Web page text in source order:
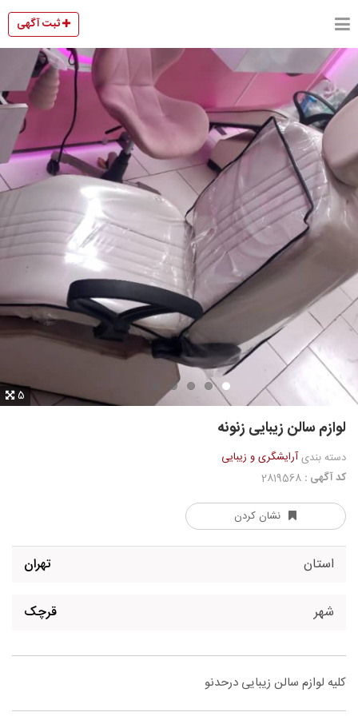
ثبت آگهی
5
لوازم سالن زیبایی زنونه
دسته بندیآرایشگری و زیبایی
کد آگهی :
نشان کردن
استان تهران
شهر قرچک
کلیه لوازم سالن زیبایی درحدنو